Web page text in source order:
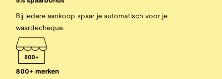
Bij iedere aankoop spaar je automatisch voor je
waardecheque.
800+ merken